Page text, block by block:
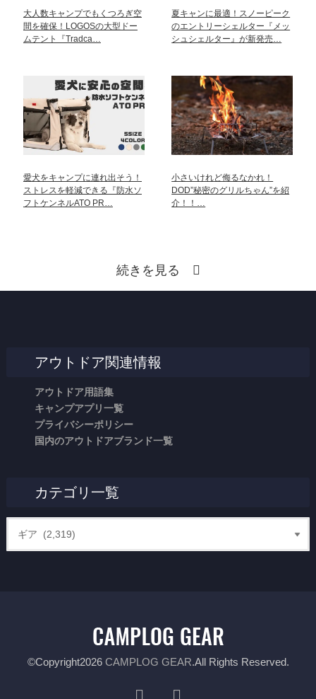
大人数キャンプでもくつろぎ空
間を確保！LOGOSの大型ドー
ムテント『Tradca…
夏キャンに最適！スノーピーク
のエントリーシェルター『メッ
シュシェルター』が新発売…
愛犬をキャンプに連れ出そう！
ストレスを軽減できる『防水ソ
フトケンネルATO PR…
小さいけれど侮るなかれ！
DOD”秘密のグリルちゃん”を紹
介！！…
続きを見る
アウトドア関連情報
アウトドア用語集
キャンプアプリ一覧
プライバシーポリシー
国内のアウトドアブランド一覧
カテゴリ一覧
©Copyright2026 CAMPLOG GEAR.All Rights Reserved.